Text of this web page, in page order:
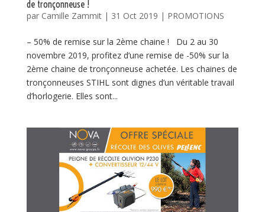
de tronçonneuse !
par Camille Zammit| 31 Oct 2019 | PROMOTIONS
– 50% de remise sur la 2ème chaine ! Du 2 au 30
novembre 2019, profitez d’une remise de -50% sur la
2ème chaine de tronçonneuse achetée. Les chaines de
tronçonneuses STIHL sont dignes d’un véritable travail
d’horlogerie. Elles sont...